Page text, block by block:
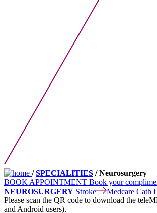
/SPECIALITIES / Neurosurgery
BOOK APPOINTMENT Book your
NEUROSURGERY Stroke
Medcare Cath
Please scan the QR code to download the
and Android users).